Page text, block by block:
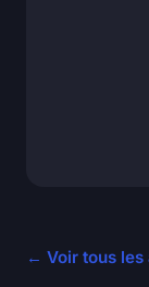
← Voir tous les